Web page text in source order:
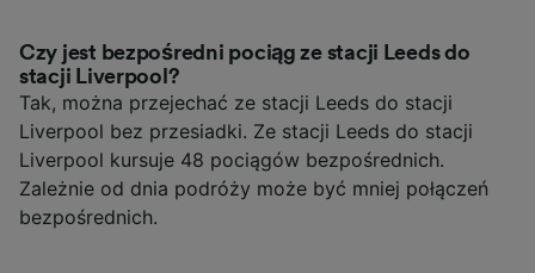
Czy jest bezpośredni pociąg ze stacji Leeds do
stacji Liverpool?
Tak, można przejechać ze stacji Leeds do stacji
Liverpool bez przesiadki. Ze stacji Leeds do stacji
Liverpool kursuje 48 pociągów bezpośrednich.
Zależnie od dnia podróży może być mniej połączeń
bezpośrednich.